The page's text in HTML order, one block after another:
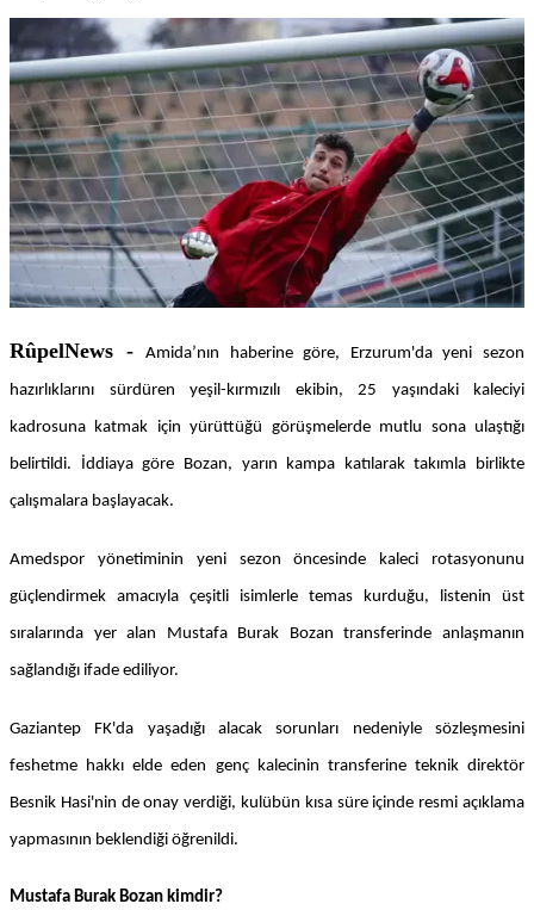
RûpelNews - Amida’nın haberine göre, Erzurum'da yeni sezon
hazırlıklarını sürdüren yeşil-kırmızılı ekibin, 25 yaşındaki kaleciyi
kadrosuna katmak için yürüttüğü görüşmelerde mutlu sona ulaştığı
belirtildi. İddiaya göre Bozan, yarın kampa katılarak takımla birlikte
çalışmalara başlayacak.
Amedspor yönetiminin yeni sezon öncesinde kaleci rotasyonunu
güçlendirmek amacıyla çeşitli isimlerle temas kurduğu, listenin üst
sıralarında yer alan Mustafa Burak Bozan transferinde anlaşmanın
sağlandığı ifade ediliyor.
Gaziantep FK'da yaşadığı alacak sorunları nedeniyle sözleşmesini
feshetme hakkı elde eden genç kalecinin transferine teknik direktör
Besnik Hasi'nin de onay verdiği, kulübün kısa süre içinde resmi açıklama
yapmasının beklendiği öğrenildi.
Mustafa Burak Bozan kimdir?